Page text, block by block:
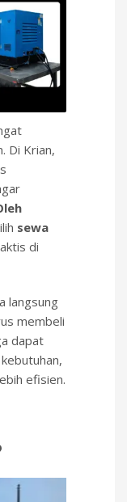
Di Krian,
sewa
di
langsung
membeli
dapat
efisien.